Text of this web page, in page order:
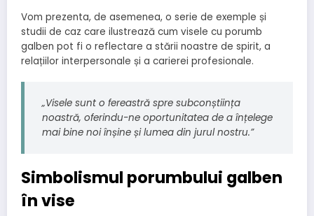
Vom prezenta, de asemenea, o serie de exemple și
studii de caz care ilustrează cum visele cu porumb
galben pot fi o reflectare a stării noastre de spirit, a
relațiilor interpersonale și a carierei profesionale.
„Visele sunt o fereastră spre subconștiința
noastră, oferindu-ne oportunitatea de a înțelege
mai bine noi înșine și lumea din jurul nostru.”
Simbolismul porumbului galben
în vise